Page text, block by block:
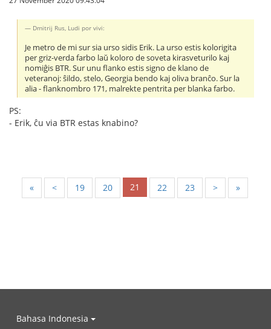
Dmitrij Rus, Ludi por vivi:
Je metro de mi sur sia urso sidis Erik. La urso estis kolorigita
per griz-verda farbo laŭ koloro de soveta kirasveturilo kaj
nomiĝis BTR. Sur unu flanko estis signo de klano de
veteranoj: ŝildo, stelo, Georgia bendo kaj oliva branĉo. Sur la
alia - flanknombro 171, malrekte pentrita per blanka farbo.
PS:
- Erik, ĉu via BTR estas knabino?
« < 19 20 21 22 23 > »
Bahasa Indonesia